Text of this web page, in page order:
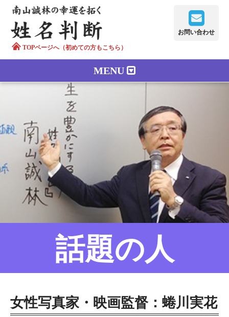
TOPページへ（初めての方もこちら）
お問い合わせ
MENU
正しい字画
南山誠林について
漢字の語源
漢字の歴史
苗字100のルーツ
話題の人
女性写真家・映画監督：蜷川実花